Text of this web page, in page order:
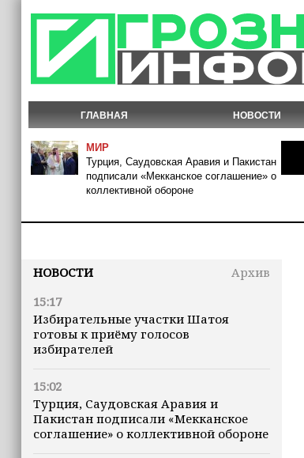
ГЛАВНАЯ НОВОСТИ
МИР
Турция, Саудовская Аравия и Пакистан
подписали «Мекканское соглашение» о
коллективной обороне
НОВОСТИ
Архив
15:17
Избирательные участки Шатоя
готовы к приёму голосов
избирателей
15:02
Турция, Саудовская Аравия и
Пакистан подписали «Мекканское
соглашение» о коллективной обороне